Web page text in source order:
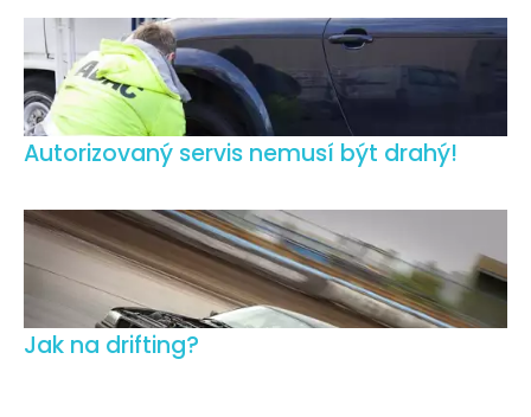
Autorizovaný servis nemusí být drahý!
Jak na drifting?